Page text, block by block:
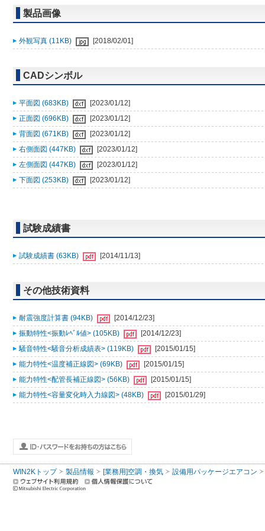
製品画像
外観写真 (11KB) [2018/02/01]
CADシンボル
平面図 (683KB)
[2023/01/12]
正面図 (696KB)
[2023/01/12]
背面図 (671KB)
[2023/01/12]
右側面図 (447KB)
[2023/01/12]
左側面図 (447KB)
[2023/01/12]
下面図 (253KB)
[2023/01/12]
試験成績書
試験成績書 (63KB) [2014/11/13]
その他技術資料
耐震強度計算書 (94KB)
[2014/12/23]
振動特性<振動ﾚﾍﾞﾙ値> (105KB)
[2014/12/23]
騒音特性<騒音分析成績表> (119KB)
[2015/01/15]
能力特性<温度補正線図> (69KB)
[2015/01/15]
能力特性<配管長補正線図> (56KB)
[2015/01/15]
能力特性<容量変化時入力線図> (48KB)
[2015/01/29]
WIN2Kトップ 製品情報 [業務用]空調・換気 設備用パッケージエアコン